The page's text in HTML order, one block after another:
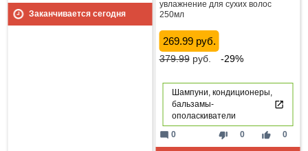
Заканчивается сегодня
увлажнение для сухих волос
250мл
269.99 руб.
379.99руб. -29%
Шампуни, кондиционеры,
бальзамы-
ополаскиватели
thumb_down 0 thumb_up 0
mode_comment 0